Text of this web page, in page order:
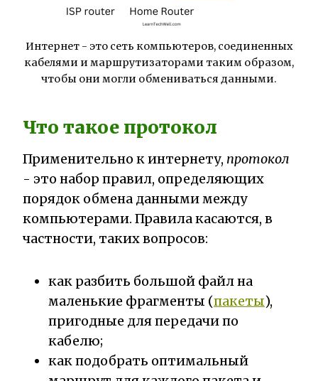
Интернет - это сеть компьютеров, соединенных
кабелями и маршрутизаторами таким образом,
чтобы они могли обмениваться данными.
Что такое протокол
Применительно к интернету, протокол
- это набор правил, определяющих
порядок обмена данными между
компьютерами. Правила касаются, в
частности, таких вопросов:
как разбить большой файл на
маленькие фрагменты (пакеты),
пригодные для передачи по
кабелю;
как подобрать оптимальный